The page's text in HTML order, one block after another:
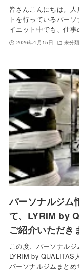
皆さんこんにちは。
トを行っているパー
イエット中でも、仕
2026年4月15日 未分類
パーソナルジム
て、LYRIM by
ご紹介いただき
この度、パーソナルジ
LYRIM by QUALITAS
パーソナルジムまと